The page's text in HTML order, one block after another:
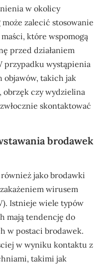
w okolicy
zalecić stosowanie
które wspomogą
przed działaniem
przypadku wystąpienia
takich jak
czy wydzielina
skontaktować
brodawek
jako brodawki
wirusem
Istnieje wiele typów
mają tendencję do
w postaci brodawek.
w wyniku kontaktu z
takimi jak